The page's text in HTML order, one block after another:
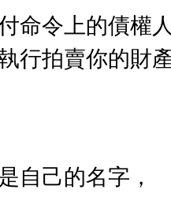
命令上的債權
行拍賣你的財
自己的名字，